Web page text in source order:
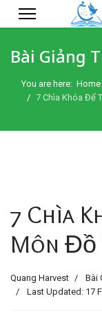
Bài Giảng
You are here: Home
7 Chìa Khóa Để
7 Chìa
Môn Đồ
Quang Harvest
Bài
Last Updated: 17